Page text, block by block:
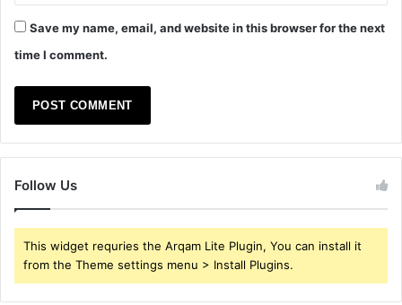
Save my name, email, and website in this browser for the next
time I comment.
Follow Us
This widget requries the Arqam Lite Plugin, You can install it
from the Theme settings menu > Install Plugins.